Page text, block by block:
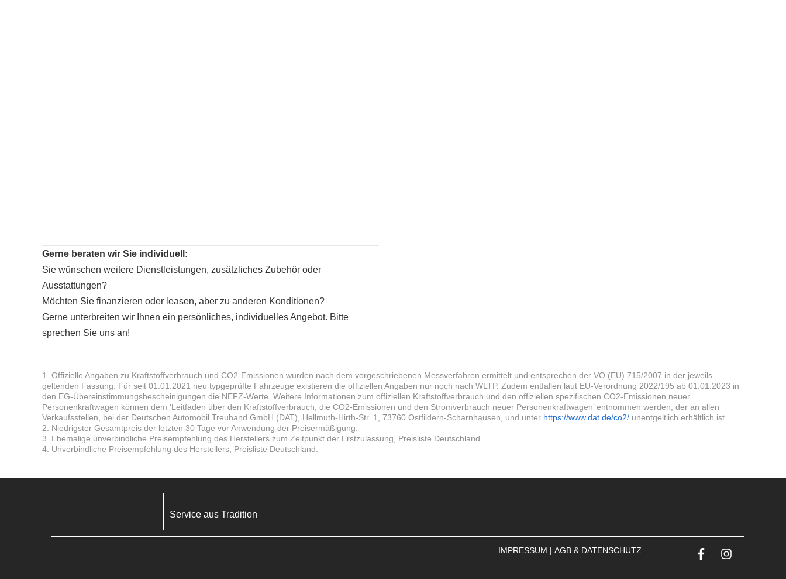
Gerne beraten wir Sie individuell:
Sie wünschen weitere Dienstleistungen, zusätzliches Zubehör oder
Ausstattungen?
Möchten Sie finanzieren oder leasen, aber zu anderen Konditionen?
Gerne unterbreiten wir Ihnen ein persönliches, individuelles Angebot. Bitte
sprechen Sie uns an!
1. Offizielle Angaben zu Kraftstoffverbrauch und CO2-Emissionen wurden nach dem vorgeschriebenen Messverfahren ermittelt und entsprechen der VO (EU) 715/2007 in der jeweils
geltenden Fassung. Für seit 01.01.2021 neu typgeprüfte Fahrzeuge existieren die offiziellen Angaben nur noch nach WLTP. Zudem entfallen laut EU-Verordnung 2022/195 ab 01.01.2023 in
den EG-Übereinstimmungsbescheinigungen die NEFZ-Werte. Weitere Informationen zum offiziellen Kraftstoffverbrauch und den offiziellen spezifischen CO2-Emissionen neuer
Personenkraftwagen können dem ‘Leitfaden über den Kraftstoffverbrauch, die CO2-Emissionen und den Stromverbrauch neuer Personenkraftwagen’ entnommen werden, der an allen
Verkaufsstellen, bei der Deutschen Automobil Treuhand GmbH (DAT), Hellmuth-Hirth-Str. 1, 73760 Ostfildern-Scharnhausen, und unter https://www.dat.de/co2/ unentgeltlich erhältlich ist.
2. Niedrigster Gesamtpreis der letzten 30 Tage vor Anwendung der Preisermäßigung.
3. Ehemalige unverbindliche Preisempfehlung des Herstellers zum Zeitpunkt der Erstzulassung, Preisliste Deutschland.
4. Unverbindliche Preisempfehlung des Herstellers, Preisliste Deutschland.
Service aus Tradition
IMPRESSUM |AGB & DATENSCHUTZ